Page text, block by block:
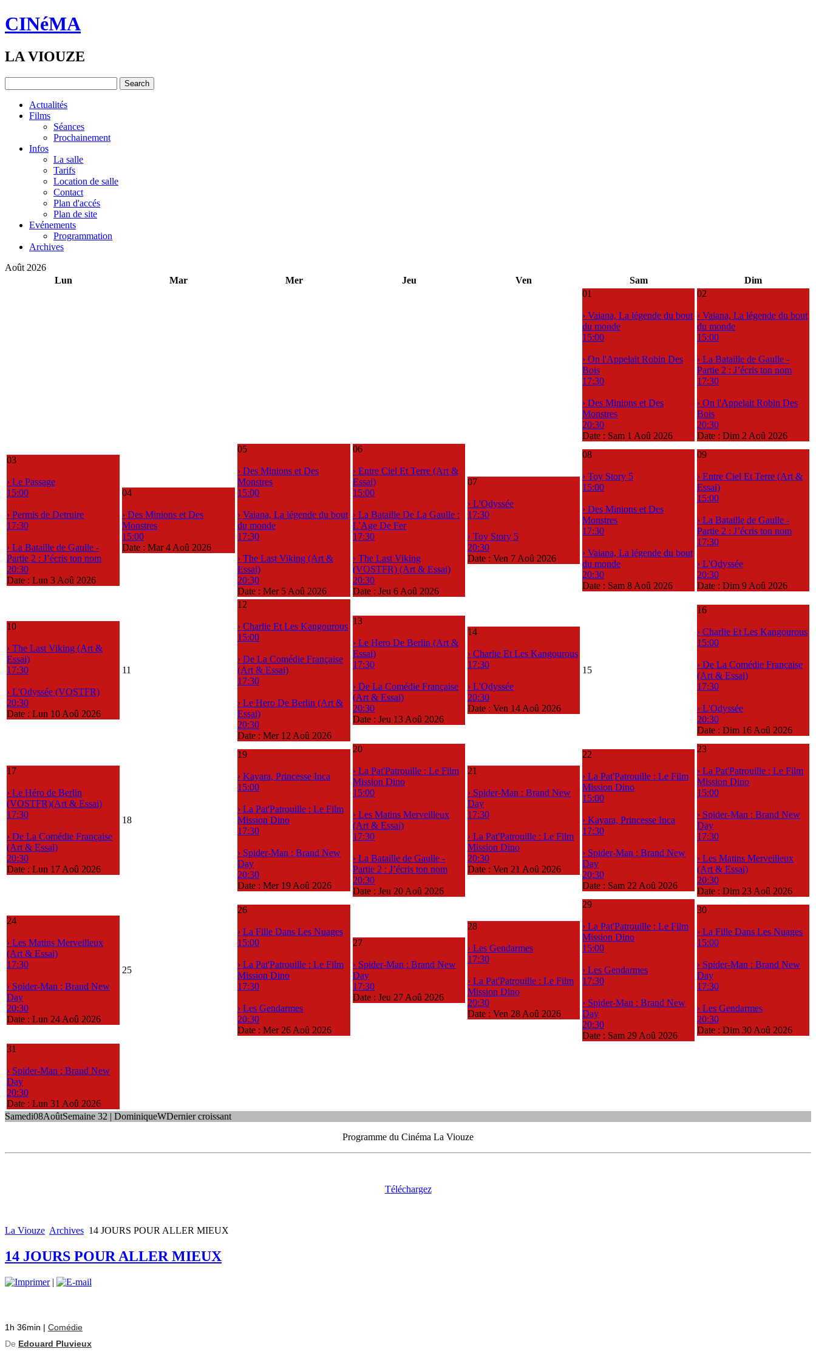
CINéMA
LA VIOUZE
Actualités
Films
Séances
Prochainement
Infos
La salle
Tarifs
Location de salle
Contact
Plan d'accés
Plan de site
Evénements
Programmation
Archives
Août 2026
Lun
Mar Mer Jeu Ven Sam
Dim
01
› Vaiana, La légende du bout
du monde
15:00
› On l'Appelait Robin Des
Bois
17:30
› Des Minions et Des
Monstres
20:30
Date : Sam 1 Aoû 2026
02
› Vaiana, La légende du bout
du monde
15:00
› La Bataille de Gaulle -
Partie 2 : J’écris ton nom
17:30
› On l'Appelait Robin Des
Bois
20:30
Date : Dim 2 Aoû 2026
03
› Le Passage
15:00
› Permis de Detruire
17:30
› La Bataille de Gaulle -
Partie 2 : J’écris ton nom
20:30
Date : Lun 3 Aoû 2026
04
› Des Minions et Des
Monstres
15:00
Date : Mar 4 Aoû 2026
05
› Des Minions et Des
Monstres
15:00
› Vaiana, La légende du bout
du monde
17:30
› The Last Viking (Art &
Essai)
20:30
Date : Mer 5 Aoû 2026
06
› Entre Ciel Et Terre (Art &
Essai)
15:00
› La Bataille De La Gaulle :
L'Age De Fer
17:30
› The Last Viking
(VOSTFR) (Art & Essai)
20:30
Date : Jeu 6 Aoû 2026
07
› L'Odyssée
17:30
› Toy Story 5
20:30
Date : Ven 7 Aoû 2026
08
› Toy Story 5
15:00
› Des Minions et Des
Monstres
17:30
› Vaiana, La légende du bout
du monde
20:30
Date : Sam 8 Aoû 2026
09
› Entre Ciel Et Terre (Art &
Essai)
15:00
› La Bataille de Gaulle -
Partie 2 : J’écris ton nom
17:30
› L'Odyssée
20:30
Date : Dim 9 Aoû 2026
10
› The Last Viking (Art &
Essai)
17:30
› L'Odyssée (VOSTFR)
20:30
Date : Lun 10 Aoû 2026
11
12
› Charlie Et Les Kangourous
15:00
› De La Comédie Française
(Art & Essai)
17:30
› Le Hero De Berlin (Art &
Essai)
20:30
Date : Mer 12 Aoû 2026
13
› Le Hero De Berlin (Art &
Essai)
17:30
› De La Comédie Française
(Art & Essai)
20:30
Date : Jeu 13 Aoû 2026
14
› Charlie Et Les Kangourous
17:30
› L'Odyssée
20:30
Date : Ven 14 Aoû 2026
15
16
› Charlie Et Les Kangourous
15:00
› De La Comédie Française
(Art & Essai)
17:30
› L'Odyssée
20:30
Date : Dim 16 Aoû 2026
17
› Le Héro de Berlin
(VOSTFR)(Art & Essai)
17:30
› De La Comédie Française
(Art & Essai)
20:30
Date : Lun 17 Aoû 2026
18
19
› Kayara, Princesse Inca
15:00
› La Pat'Patrouille : Le Film
Mission Dino
17:30
› Spider-Man : Brand New
Day
20:30
Date : Mer 19 Aoû 2026
20
› La Pat'Patrouille : Le Film
Mission Dino
15:00
› Les Matins Merveilleux
(Art & Essai)
17:30
› La Bataille de Gaulle -
Partie 2 : J’écris ton nom
20:30
Date : Jeu 20 Aoû 2026
21
› Spider-Man : Brand New
Day
17:30
› La Pat'Patrouille : Le Film
Mission Dino
20:30
Date : Ven 21 Aoû 2026
22
› La Pat'Patrouille : Le Film
Mission Dino
15:00
› Kayara, Princesse Inca
17:30
› Spider-Man : Brand New
Day
20:30
Date : Sam 22 Aoû 2026
23
› La Pat'Patrouille : Le Film
Mission Dino
15:00
› Spider-Man : Brand New
Day
17:30
› Les Matins Merveilleux
(Art & Essai)
20:30
Date : Dim 23 Aoû 2026
24
› Les Matins Merveilleux
(Art & Essai)
17:30
› Spider-Man : Brand New
Day
20:30
Date : Lun 24 Aoû 2026
25
26
› La Fille Dans Les Nuages
15:00
› La Pat'Patrouille : Le Film
Mission Dino
17:30
› Les Gendarmes
20:30
Date : Mer 26 Aoû 2026
27
› Spider-Man : Brand New
Day
17:30
Date : Jeu 27 Aoû 2026
28
› Les Gendarmes
17:30
› La Pat'Patrouille : Le Film
Mission Dino
20:30
Date : Ven 28 Aoû 2026
29
› La Pat'Patrouille : Le Film
Mission Dino
15:00
› Les Gendarmes
17:30
› Spider-Man : Brand New
Day
20:30
Date : Sam 29 Aoû 2026
30
› La Fille Dans Les Nuages
15:00
› Spider-Man : Brand New
Day
17:30
› Les Gendarmes
20:30
Date : Dim 30 Aoû 2026
31
› Spider-Man : Brand New
Day
20:30
Date : Lun 31 Aoû 2026
Samedi08AoûtSemaine 32 | DominiqueWDernier croissant
Programme du Cinéma La Viouze
Téléchargez
La Viouze Archives 14 JOURS POUR ALLER MIEUX
14 JOURS POUR ALLER MIEUX
|
1h 36min | Comédie
De Edouard Pluvieux